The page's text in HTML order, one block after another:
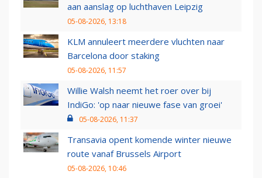
aan aanslag op luchthaven Leipzig
05-08-2026, 13:18
KLM annuleert meerdere vluchten naar
Barcelona door staking
05-08-2026, 11:57
Willie Walsh neemt het roer over bij
IndiGo: 'op naar nieuwe fase van groei'
05-08-2026, 11:37
Transavia opent komende winter nieuwe
route vanaf Brussels Airport
05-08-2026, 10:46